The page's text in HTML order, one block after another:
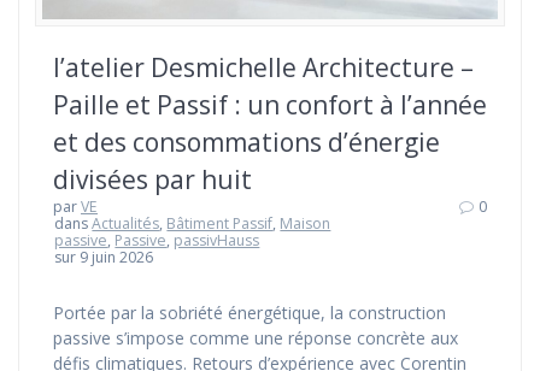
l’atelier Desmichelle Architecture –
Paille et Passif : un confort à l’année
et des consommations d’énergie
divisées par huit
parVE
dansActualités, Bâtiment Passif, Maison
passive, Passive, passivHauss
sur 9 juin 2026
0
Portée par la sobriété énergétique, la construction
passive s’impose comme une réponse concrète aux
défis climatiques. Retours d’expérience avec Corentin